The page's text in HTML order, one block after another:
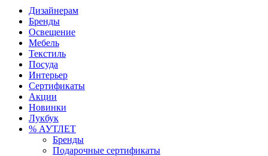
Дизайнерам
Бренды
Освещение
Мебель
Текстиль
Посуда
Интерьер
Сертификаты
Акции
Новинки
Лукбук
% АУТЛЕТ
Бренды
Подарочные сертификаты